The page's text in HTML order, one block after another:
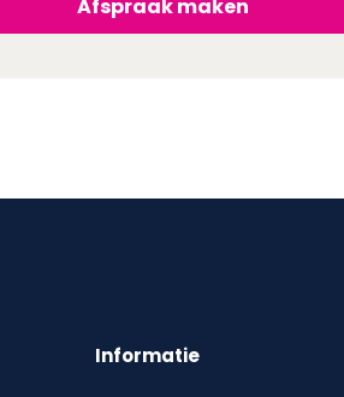
Afspraak maken
Informatie